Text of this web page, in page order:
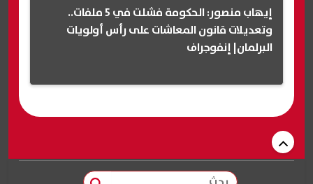
إيهاب منصور: الحكومة فشلت في 5 ملفات..
وتعديلات قانون المعاشات على رأس أولويات
البرلمان| إنفوجراف